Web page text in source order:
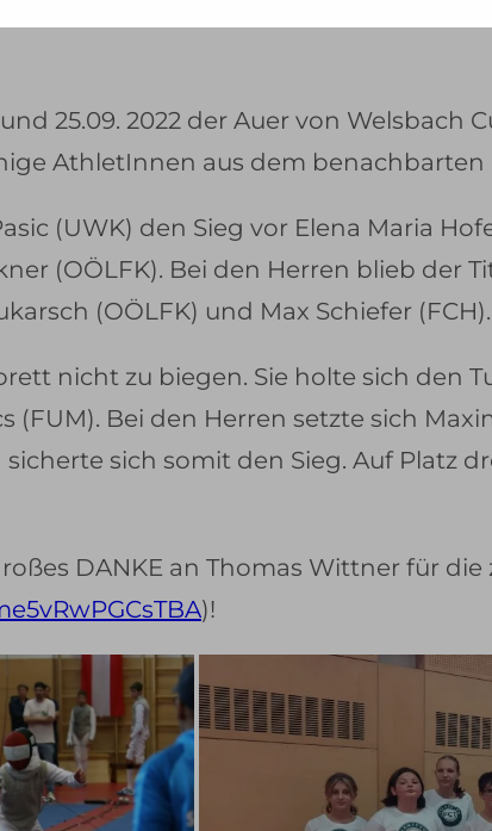
25.09. 2022 der Auer von Welsbach
AthletInnen aus dem benachbarten
(UWK) den Sieg vor Elena Maria
(OÖLFK). Bei den Herren blieb der
(OÖLFK) und Max Schiefer (FCH).
nicht zu biegen. Sie holte sich den
(FUM). Bei den Herren setzte sich
sich somit den Sieg. Auf Platz
DANKE an Thomas Wittner für
)!